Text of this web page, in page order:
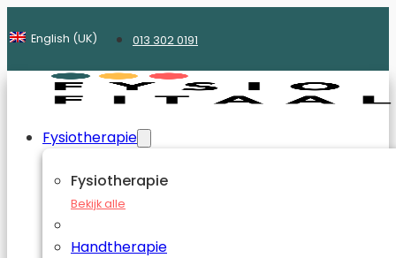
English (UK) 013 302 0191
Fysiotherapie
Fysiotherapie
Bekijk alle
Handtherapie